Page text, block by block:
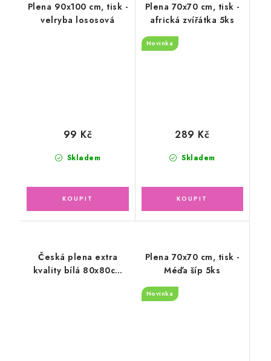
Plena 90x100 cm, tisk -
velryba lososová
Skladem
99 Kč
Plena 70x70 cm, tisk -
africká zvířátka 5ks
Novinka
Skladem
289 Kč
Česká plena extra
kvality bílá 80x80cm
Plena 70x70 cm, tisk -
Méďa šíp 5ks
Novinka